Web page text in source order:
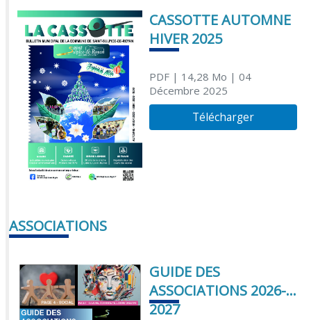
CASSOTTE AUTOMNE
HIVER 2025
PDF| 14,28 Mo | 04
Décembre 2025
Télécharger
ASSOCIATIONS
GUIDE DES
ASSOCIATIONS 2026-
2027